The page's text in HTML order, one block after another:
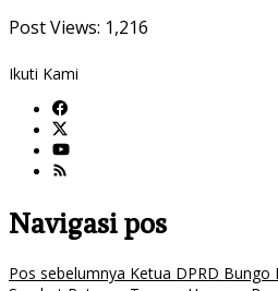
Post Views: 1,216
Ikuti Kami
Navigasi pos
Pos sebelumnya Ketua DPRD Bungo